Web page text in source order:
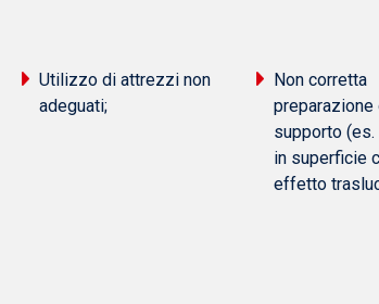
Utilizzo di attrezzi non
adeguati;
Non corretta
preparazione
supporto
in superficie
effetto